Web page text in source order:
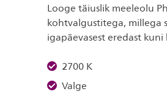
Looge täiuslik meeleolu
kohtvalgustitega, millega
igapäevasest eredast
2700 K
Valge